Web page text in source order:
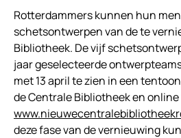
Rotterdammers kunnen hun
schetsontwerpen van de te
Bibliotheek. De vijf
jaar geselecteerde
met 13 april te zien in een
de Centrale Bibliotheek en online
deze fase van de vernieuwing